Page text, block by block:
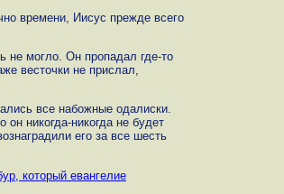
времени, Иисус прежде всего
не могло. Он пропадал где-то
весточки не прислал,
все набожные одалиски.
никогда-никогда не будет
его за все шесть
который евангелие